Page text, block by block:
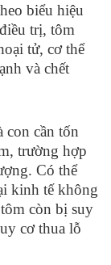
biểu hiệu
trị, tôm
tử, cơ thể
và chết
con cần tốn
trường hợp
Có thể
kinh tế không
còn bị suy
cơ thua lỗ